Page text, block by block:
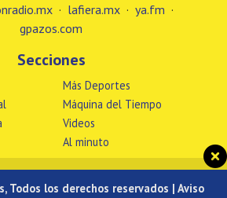
· lafiera.mx · ya.fm ·
gpazos.com
Secciones
Más Deportes
Máquina del Tiempo
Videos
Al minuto
Todos los derechos reservados | Aviso